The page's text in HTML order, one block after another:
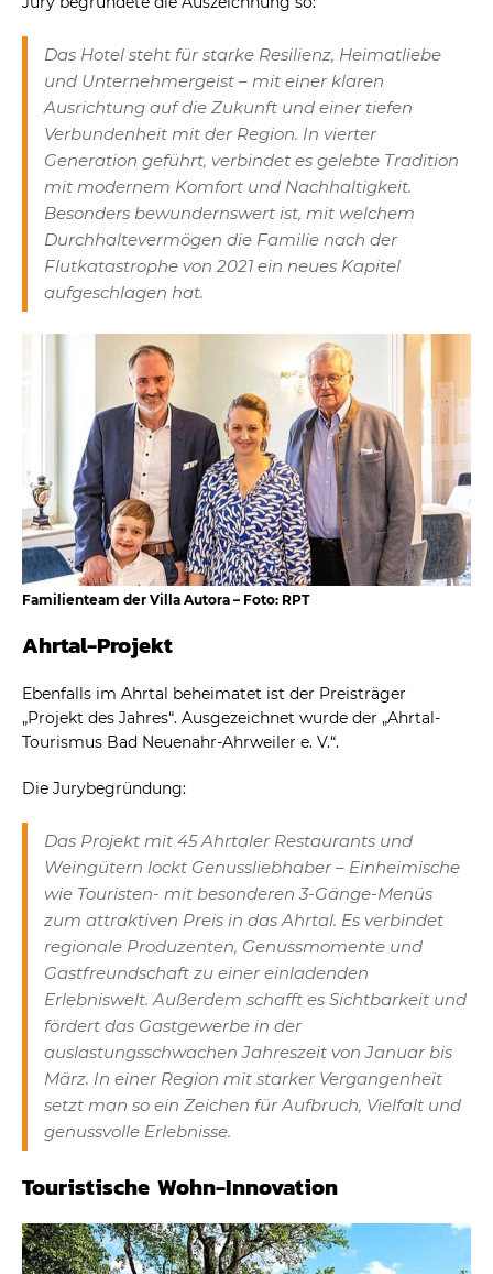
Das Hotel steht für starke Resilienz, Heimatliebe
und Unternehmergeist – mit einer klaren
Ausrichtung auf die Zukunft und einer tiefen
Verbundenheit mit der Region. In vierter
Generation geführt, verbindet es gelebte Tradition
mit modernem Komfort und Nachhaltigkeit.
Besonders bewundernswert ist, mit welchem
Durchhaltevermögen die Familie nach der
Flutkatastrophe von 2021 ein neues Kapitel
aufgeschlagen hat.
Familienteam der Villa Autora – Foto: RPT
Ahrtal-Projekt
Ebenfalls im Ahrtal beheimatet ist der Preisträger
„Projekt des Jahres“. Ausgezeichnet wurde der „Ahrtal-
Tourismus Bad Neuenahr-Ahrweiler e. V.“.
Die Jurybegründung:
Das Projekt mit 45 Ahrtaler Restaurants und
Weingütern lockt Genussliebhaber – Einheimische
wie Touristen- mit besonderen 3-Gänge-Menüs
zum attraktiven Preis in das Ahrtal. Es verbindet
regionale Produzenten, Genussmomente und
Gastfreundschaft zu einer einladenden
Erlebniswelt. Außerdem schafft es Sichtbarkeit und
fördert das Gastgewerbe in der
auslastungsschwachen Jahreszeit von Januar bis
März. In einer Region mit starker Vergangenheit
setzt man so ein Zeichen für Aufbruch, Vielfalt und
genussvolle Erlebnisse.
Touristische Wohn-Innovation